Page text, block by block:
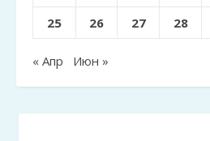
25 26 27 28
« Апр Июн »